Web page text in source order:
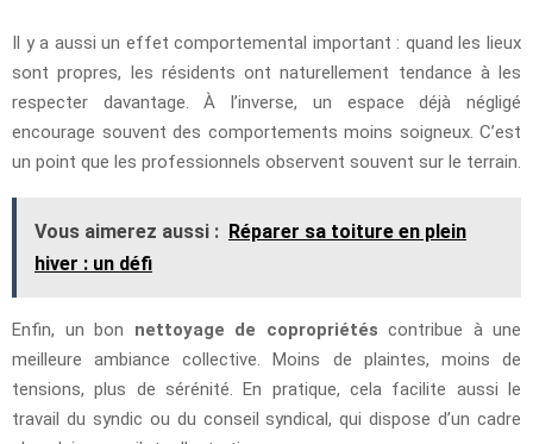
Il y a aussi un effet comportemental important : quand les lieux
sont propres, les résidents ont naturellement tendance à les
respecter davantage. À l’inverse, un espace déjà négligé
encourage souvent des comportements moins soigneux. C’est
un point que les professionnels observent souvent sur le terrain.
Vous aimerez aussi : Réparer sa toiture en plein
hiver : un défi
Enfin, un bon nettoyage de copropriétés contribue à une
meilleure ambiance collective. Moins de plaintes, moins de
tensions, plus de sérénité. En pratique, cela facilite aussi le
travail du syndic ou du conseil syndical, qui dispose d’un cadre